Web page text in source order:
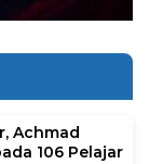
Achmad
106 Pelajar